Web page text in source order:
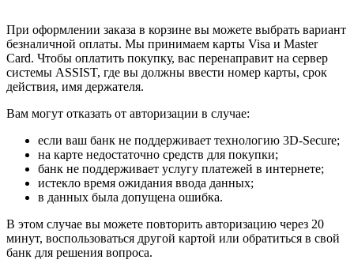
При оформлении заказа в корзине вы можете выбрать вариант
безналичной оплаты. Мы принимаем карты Visa и Master
Card. Чтобы оплатить покупку, вас перенаправит на сервер
системы ASSIST, где вы должны ввести номер карты, срок
действия, имя держателя.
Вам могут отказать от авторизации в случае:
если ваш банк не поддерживает технологию 3D-Secure;
на карте недостаточно средств для покупки;
банк не поддерживает услугу платежей в интернете;
истекло время ожидания ввода данных;
в данных была допущена ошибка.
В этом случае вы можете повторить авторизацию через 20
минут, воспользоваться другой картой или обратиться в свой
банк для решения вопроса.